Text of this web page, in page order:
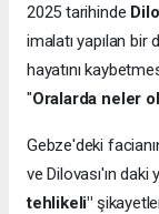
2025 tarihinde
imalatı yapılan bir
hayatını
"Oralarda neler
Gebze'deki
ve Dilovası'ın daki
tehlikeli"